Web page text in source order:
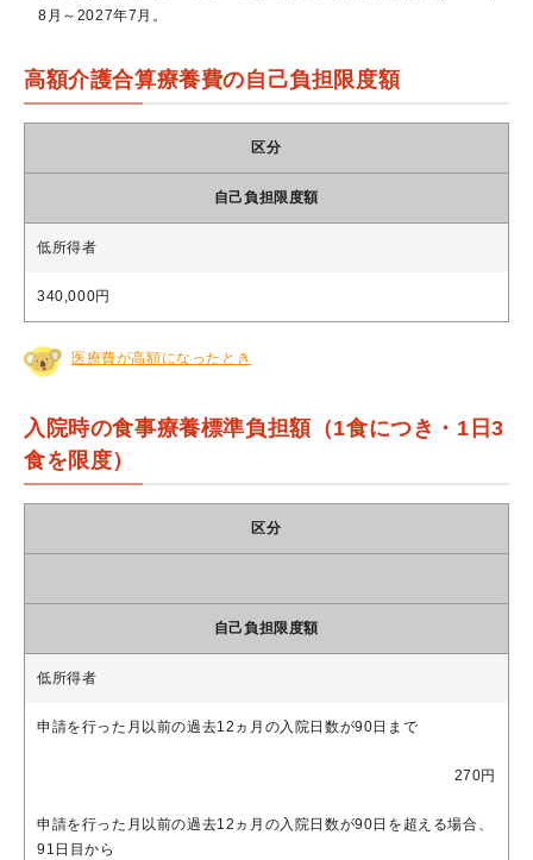
8月～2027年7月。
高額介護合算療養費の自己負担限度額
区分
自己負担限度額
低所得者
340,000円
医療費が高額になったとき
入院時の食事療養標準負担額（1食につき・1日3
食を限度）
区分
自己負担限度額
低所得者
申請を行った月以前の過去12ヵ月の入院日数が90日まで
270円
申請を行った月以前の過去12ヵ月の入院日数が90日を超える場合、
91日目から